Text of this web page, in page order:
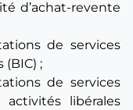
d’achat-revente
de services
;
de services
libérales